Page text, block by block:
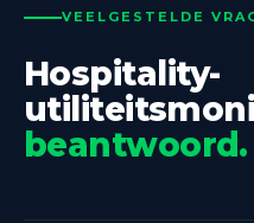
VEELGESTELDE
Hospitality-
beantwoord.